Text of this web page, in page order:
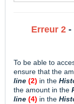
Erreur 2-
To be able to
ensure that the
line (2) in the
the amount in the
line (4) in the